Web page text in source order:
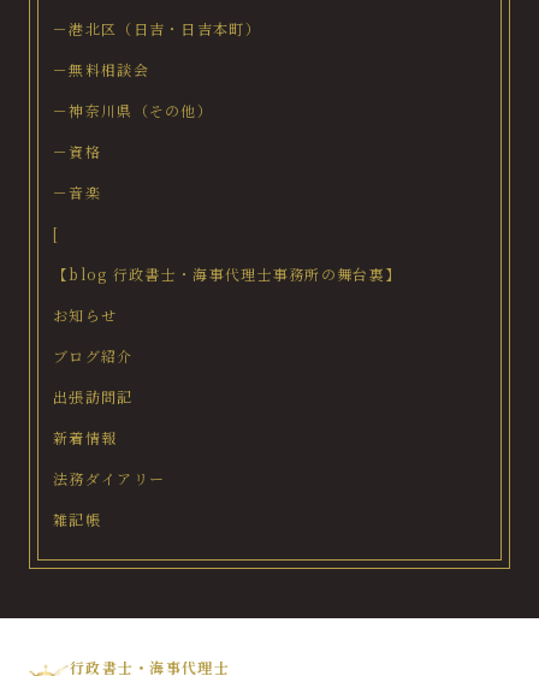
－港北区（日吉・日吉本町）
－無料相談会
－神奈川県（その他）
－資格
－音楽
[
【blog 行政書士・海事代理士事務所の舞台裏】
お知らせ
ブログ紹介
出張訪問記
新着情報
法務ダイアリー
雑記帳
行政書士・海事代理士